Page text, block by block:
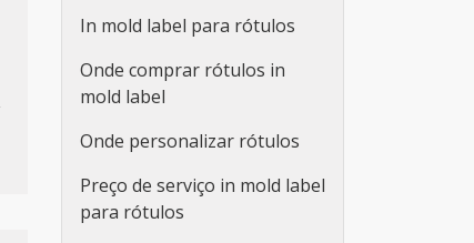
In mold label para rótulos
Onde comprar rótulos in
mold label
Onde personalizar rótulos
Preço de serviço in mold label
para rótulos